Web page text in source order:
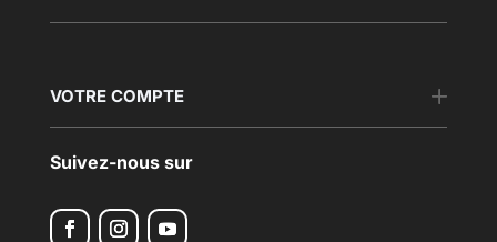
VOTRE COMPTE
Suivez-nous sur